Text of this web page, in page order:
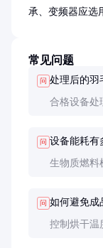
承、变频器应选
常见问题
问 处理后的羽
合格设备处
问 设备能耗有
生物质燃料
问 如何避免成
控制烘干温